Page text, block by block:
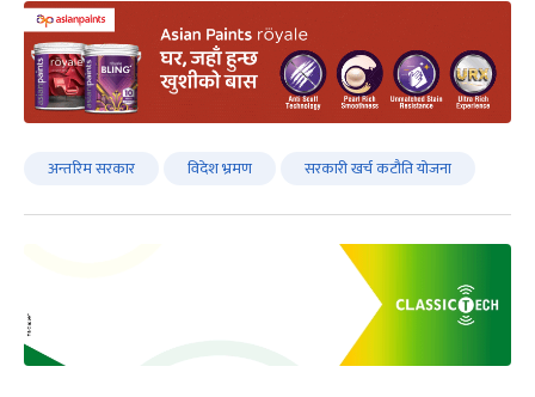
अन्तरिम सरकार विदेश भ्रमण सरकारी खर्च कटौति योजना